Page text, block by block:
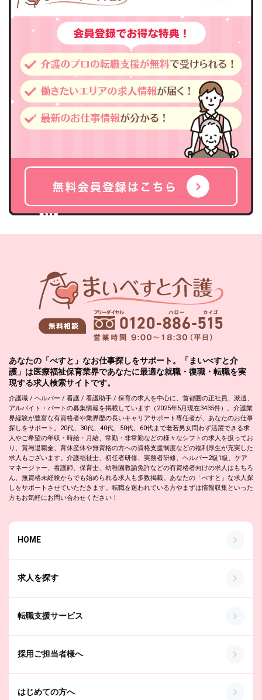
あなたの「べすと」なお仕事探しをサポート。「まいべすと介
護」は医療福祉保育業界であなたに最適な就職・復職・転職を実
現する求人検索サイトです。
介護職 / ヘルパー / 看護 / 看護助手 / 保育の求人を中心に、首都圏の正社員、派遣、
アルバイト・パートの募集情報を掲載しています（2025年5月現在3435件）。介護業
界経験が豊富な有資格者や業界歴の長いキャリアサポート専任者が、あなたのお仕事
探しをサポート。20代、30代、40代、50代、60代まで老若男女問わず活躍できる求
人やご希望の年収・時給・月給、常勤・非常勤などの様々なシフトの求人を扱ってお
り、賞与退職金、育休産休や無資格の方への資格支援制度などの福利厚生が充実した
求人もございます。介護福祉士、初任者研修、実務者研修、ヘルパー2級1級、ケア
マネージャー、看護師、保育士、幼稚園教諭免許などの有資格者向けの求人はもちろ
ん、無資格未経験からでも始められる求人も多数掲載。あなたの「べすと」な求人探
しをサポートさせていただきます。転職を迷われている方やまずは情報収集といった
方もお気軽にお問い合わせください！
HOME
求人を探す
転職支援サービス
採用ご担当者様へ
はじめての方へ